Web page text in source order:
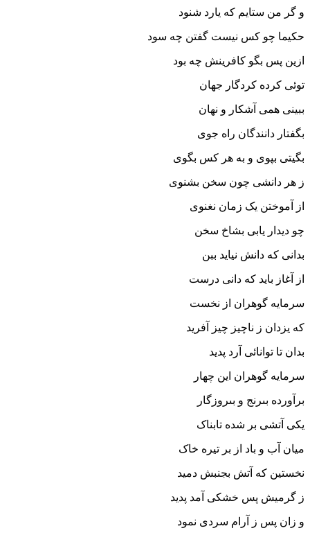
و گر من ستایم که یارد شنود
حکیما چو کس نیست گفتن چه سود
ازین پس بگو کافرینش چه بود
توئى کرده کردگار جهان
ببینى همى آشکار و نهان‏
بگفتار دانندگان راه جوى
بگیتى بپوى و به هر کس بگوى‏
ز هر دانشى چون سخن بشنوى
از آموختن یک زمان نغنوى‏
چو دیدار یابى بشاخ سخن
بدانى که دانش نیاید ببن
از آغاز باید که دانى درست
سرمایه گوهران از نخست‏
که یزدان ز ناچیز چیز آفرید
بدان تا توانائى آرد پدید
سرمایه گوهران این چهار
برآورده بى‏رنج و بى‏روزگار
یکى آتشى بر شده تابناک
میان آب و باد از بر تیره خاک‏
نخستین که آتش بجنبش دمید
ز گرمیش پس خشکى آمد پدید
و زان پس ز آرام سردى نمود